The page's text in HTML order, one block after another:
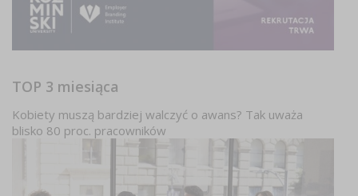
TOP 3 miesiąca
Kobiety muszą bardziej walczyć o awans? Tak uważa
blisko 80 proc. pracowników